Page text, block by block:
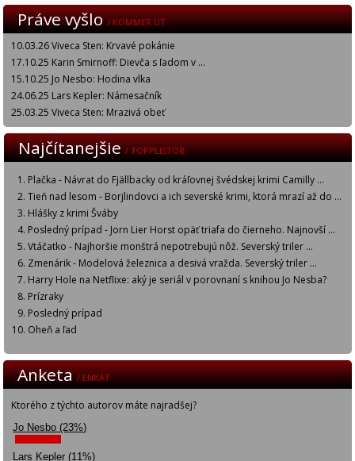
Práve vyšlo/ KOMMER UT
10.03.26 Viveca Sten: Krvavé pokánie
17.10.25 Karin Smirnoff: Dievča s ľadom v ...
15.10.25 Jo Nesbo: Hodina vlka
24.06.25 Lars Kepler: Námesačník
25.03.25 Viveca Sten: Mrazivá obeť
Najčítanejšie/ TOPPLISTOR
Plačka - Návrat do Fjällbacky od kráľovnej švédskej krimi Camilly ...
Tieň nad lesom - Borjlindovci a ich severské krimi, ktorá mrazí až do ...
Hlášky z krimi Šváby
Posledný prípad - Jorn Lier Horst opäť triafa do čierneho. Najnovší ...
Vtáčatko - Najhoršie monštrá nepotrebujú nôž. Severský triler ...
Zmenárik - Modelová železnica a desivá vražda. Severský triler ...
Harry Hole na Netflixe: aký je seriál v porovnaní s knihou Jo Nesba?
Prízraky
Posledný prípad
Oheň a ľad
Anketa/ ENKÄT
Ktorého z týchto autorov máte najradšej?
Jo Nesbo (23%)
Lars Kepler (11%)